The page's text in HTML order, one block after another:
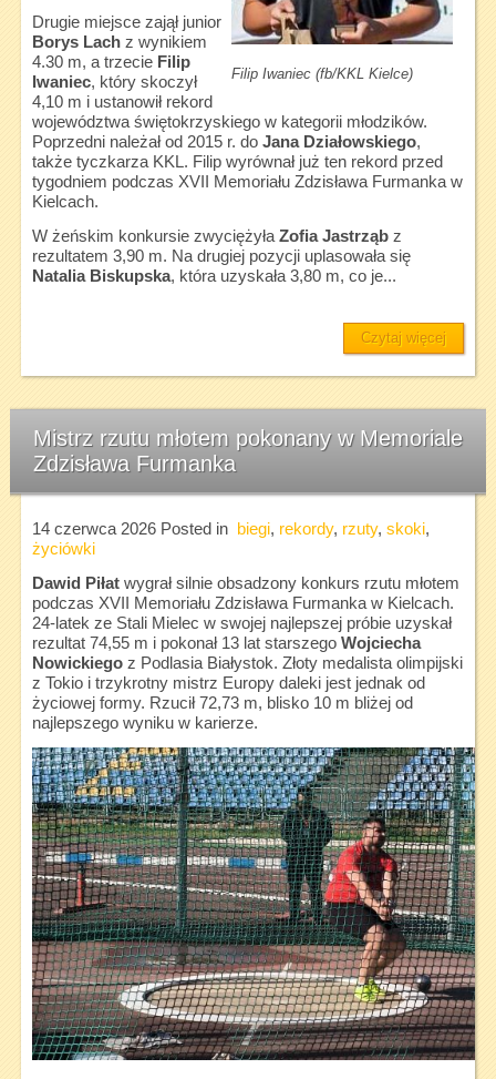
Filip Iwaniec (fb/KKL Kielce)
Drugie miejsce zajął junior
Borys Lachz wynikiem
4.30 m, a trzecie Filip
Iwaniec, który skoczył
4,10 m i ustanowił rekord
województwa świętokrzyskiego w kategorii młodzików.
Poprzedni należał od 2015 r. do Jana Działowskiego,
także tyczkarza KKL. Filip wyrównał już ten rekord przed
tygodniem podczas XVII Memoriału Zdzisława Furmanka w
Kielcach.
W żeńskim konkursie zwyciężyłaZofia Jastrząbz
rezultatem 3,90 m. Na drugiej pozycji uplasowała się
Natalia Biskupska, która uzyskała 3,80 m, co je...
Czytaj więcej
Mistrz rzutu młotem pokonany w Memoriale
Zdzisława Furmanka
14 czerwca 2026Posted in biegi, rekordy, rzuty, skoki,
życiówki
Dawid Piłatwygrał silnie obsadzony konkurs rzutu młotem
podczas XVII Memoriału Zdzisława Furmanka w Kielcach.
24-latek ze Stali Mielec w swojej najlepszej próbie uzyskał
rezultat 74,55 m i pokonał 13 lat starszego Wojciecha
Nowickiegoz Podlasia Białystok. Złoty medalista olimpijski
z Tokio i trzykrotny mistrz Europy daleki jest jednak od
życiowej formy. Rzucił 72,73 m, blisko 10 m bliżej od
najlepszego wyniku w karierze.